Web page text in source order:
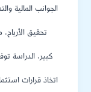
الجوانب المالية
تحقيق
كبير. الدراسة
اتخاذ قرارات